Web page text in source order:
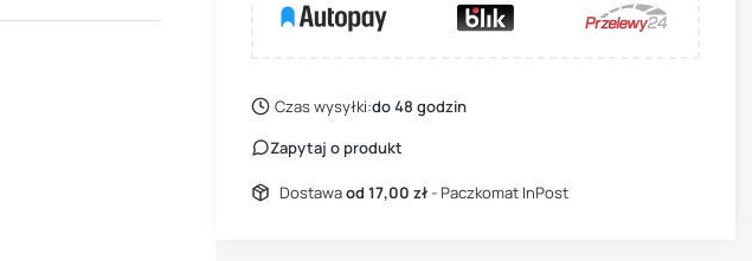
Czas wysyłki:do 48 godzin
Zapytaj o produkt
Dostawaod 17,00 zł- Paczkomat InPost